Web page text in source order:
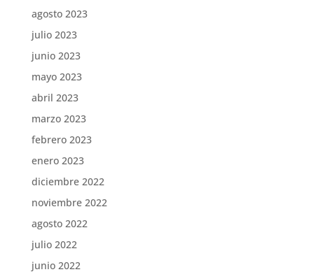
agosto 2023
julio 2023
junio 2023
mayo 2023
abril 2023
marzo 2023
febrero 2023
enero 2023
diciembre 2022
noviembre 2022
agosto 2022
julio 2022
junio 2022